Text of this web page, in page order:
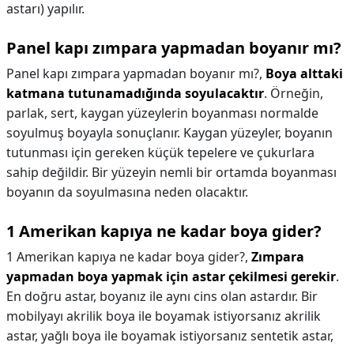
astarı) yapılır.
Panel kapı zımpara yapmadan boyanır mı?
Panel kapı zımpara yapmadan boyanır mı?, Boya alttaki
katmana tutunamadığında soyulacaktır. Örneğin,
parlak, sert, kaygan yüzeylerin boyanması normalde
soyulmuş boyayla sonuçlanır. Kaygan yüzeyler, boyanın
tutunması için gereken küçük tepelere ve çukurlara
sahip değildir. Bir yüzeyin nemli bir ortamda boyanması
boyanın da soyulmasına neden olacaktır.
1 Amerikan kapıya ne kadar boya gider?
1 Amerikan kapıya ne kadar boya gider?, Zımpara
yapmadan boya yapmak için astar çekilmesi gerekir.
En doğru astar, boyanız ile aynı cins olan astardır. Bir
mobilyayı akrilik boya ile boyamak istiyorsanız akrilik
astar, yağlı boya ile boyamak istiyorsanız sentetik astar,